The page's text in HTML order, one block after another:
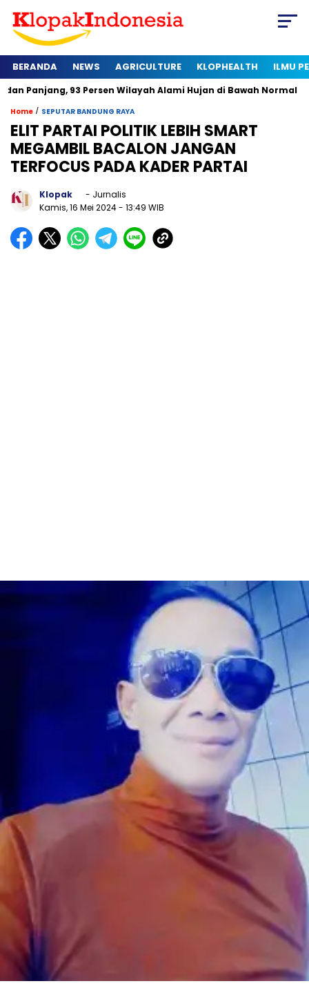
BERANDA NEWS AGRICULTURE KLOPHEALTH ILMU
93 Persen Wilayah Alami Hujan di Bawah Normal Kapan
Home / SEPUTAR BANDUNG RAYA
ELIT PARTAI POLITIK LEBIH SMART
MEGAMBIL BACALON JANGAN
TERFOCUS PADA KADER PARTAI
Klopak
- Jurnalis
Kamis, 16 Mei 2024- 13:49 WIB